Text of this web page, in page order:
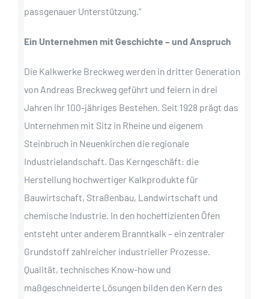
passgenauer Unterstützung.“
Ein Unternehmen mit Geschichte – und Anspruch
Die Kalkwerke Breckweg werden in dritter Generation
von Andreas Breckweg geführt und feiern in drei
Jahren ihr 100-jähriges Bestehen. Seit 1928 prägt das
Unternehmen mit Sitz in Rheine und eigenem
Steinbruch in Neuenkirchen die regionale
Industrielandschaft. Das Kerngeschäft: die
Herstellung hochwertiger Kalkprodukte für
Bauwirtschaft, Straßenbau, Landwirtschaft und
chemische Industrie. In den hocheffizienten Öfen
entsteht unter anderem Branntkalk – ein zentraler
Grundstoff zahlreicher industrieller Prozesse.
Qualität, technisches Know-how und
maßgeschneiderte Lösungen bilden den Kern des